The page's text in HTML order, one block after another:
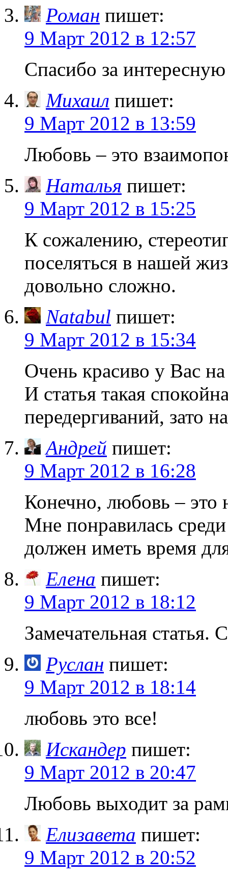
Роман пишет:
9 Март 2012 в 12:57
Спасибо за
Михаил пишет:
9 Март 2012 в 13:59
Любовь – это
Наталья пишет:
9 Март 2012 в 15:25
К сожалению,
поселяться в нашей
довольно сложно.
Natabul пишет:
9 Март 2012 в 15:34
Очень красиво у Вас
И статья такая
передергиваний, зато
Андрей пишет:
9 Март 2012 в 16:28
Конечно, любовь – это
Мне понравилась
должен иметь время
Елена пишет:
9 Март 2012 в 18:12
Замечательная статья.
Руслан пишет:
9 Март 2012 в 18:14
любовь это все!
Искандер пишет:
9 Март 2012 в 20:47
Любовь выходит за
Елизавета пишет:
9 Март 2012 в 20:52